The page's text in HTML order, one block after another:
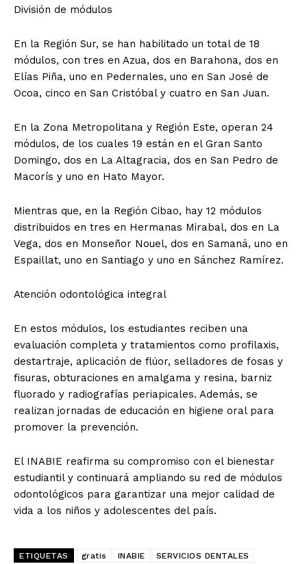
División de módulos
En la Región Sur, se han habilitado un total de 18
módulos, con tres en Azua, dos en Barahona, dos en
Elías Piña, uno en Pedernales, uno en San José de
Ocoa, cinco en San Cristóbal y cuatro en San Juan.
En la Zona Metropolitana y Región Este, operan 24
módulos, de los cuales 19 están en el Gran Santo
Domingo, dos en La Altagracia, dos en San Pedro de
Macorís y uno en Hato Mayor.
Mientras que, en la Región Cibao, hay 12 módulos
distribuidos en tres en Hermanas Mirabal, dos en La
Vega, dos en Monseñor Nouel, dos en Samaná, uno en
Espaillat, uno en Santiago y uno en Sánchez Ramírez.
Atención odontológica integral
En estos módulos, los estudiantes reciben una
evaluación completa y tratamientos como profilaxis,
destartraje, aplicación de flúor, selladores de fosas y
fisuras, obturaciones en amalgama y resina, barniz
fluorado y radiografías periapicales. Además, se
realizan jornadas de educación en higiene oral para
promover la prevención.
El INABIE reafirma su compromiso con el bienestar
estudiantil y continuará ampliando su red de módulos
odontológicos para garantizar una mejor calidad de
vida a los niños y adolescentes del país.
ETIQUETAS gratis INABIE SERVICIOS DENTALES